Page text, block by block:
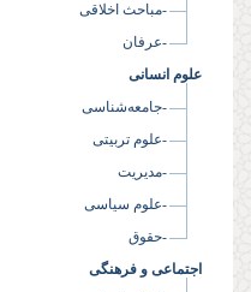
-مباحث اخلاقی
-عرفان
علوم انسانی
-جامعه‌شناسی
-علوم تربیتی
-مدیریت
-علوم سیاسی
-حقوق
اجتماعی و فرهنگی